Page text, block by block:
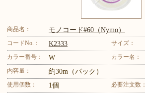
商品名： モノコード#60（Nymo）
コードNo.： K2333
サイズ：
カラー番号：
W カラー名：
内容量： 約30m（パック）
使用個数： 1個 必要注文数：